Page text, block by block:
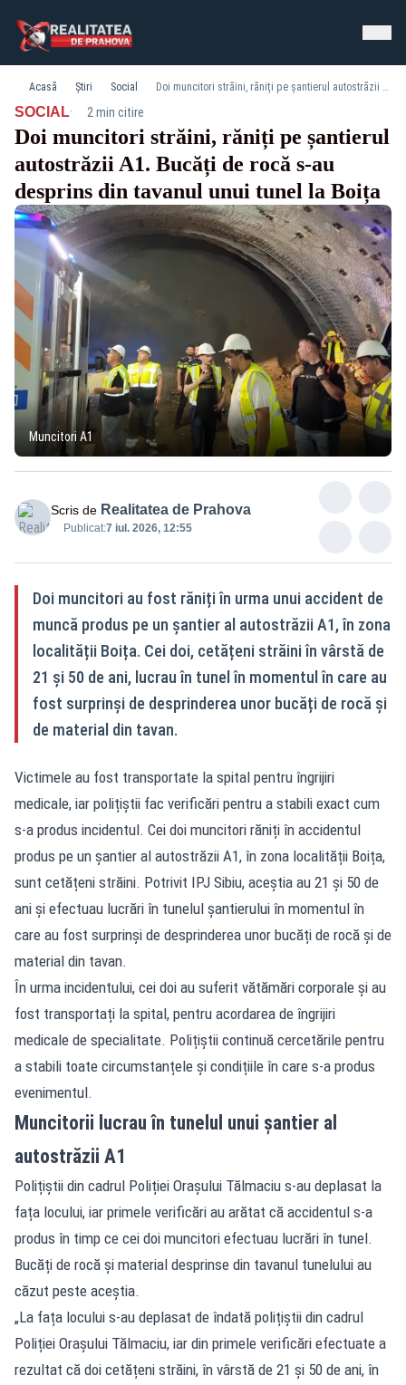
Acasă Știri Social Doi muncitori străini, răniți pe șantierul autostrăzii A1. Bucăți de rocă s-au desprins din tavanul unui tunel la Boița
SOCIAL· 2 min citire
Doi muncitori străini, răniți pe șantierul
autostrăzii A1. Bucăți de rocă s-au
desprins din tavanul unui tunel la Boița
Muncitori A1
Scris de Realitatea de Prahova
Publicat:7 iul. 2026, 12:55
Doi muncitori au fost răniți în urma unui accident de
muncă produs pe un șantier al autostrăzii A1, în zona
localității Boița. Cei doi, cetățeni străini în vârstă de
21 și 50 de ani, lucrau în tunel în momentul în care au
fost surprinși de desprinderea unor bucăți de rocă și
de material din tavan.
Victimele au fost transportate la spital pentru îngrijiri
medicale, iar polițiștii fac verificări pentru a stabili exact cum
s-a produs incidentul. Cei doi muncitori răniți în accidentul
produs pe un șantier al autostrăzii A1, în zona localității Boița,
sunt cetățeni străini. Potrivit IPJ Sibiu, aceștia au 21 și 50 de
ani și efectuau lucrări în tunelul șantierului în momentul în
care au fost surprinși de desprinderea unor bucăți de rocă și de
material din tavan.
În urma incidentului, cei doi au suferit vătămări corporale și au
fost transportați la spital, pentru acordarea de îngrijiri
medicale de specialitate. Polițiștii continuă cercetările pentru
a stabili toate circumstanțele și condițiile în care s-a produs
evenimentul.
Muncitorii lucrau în tunelul unui șantier al
autostrăzii A1
Polițiștii din cadrul Poliției Orașului Tălmaciu s-au deplasat la
fața locului, iar primele verificări au arătat că accidentul s-a
produs în timp ce cei doi muncitori efectuau lucrări în tunel.
Bucăți de rocă și material desprinse din tavanul tunelului au
căzut peste aceștia.
„La fața locului s-au deplasat de îndată polițiștii din cadrul
Poliției Orașului Tălmaciu, iar din primele verificări efectuate a
rezultat că doi cetățeni străini, în vârstă de 21 și 50 de ani, în